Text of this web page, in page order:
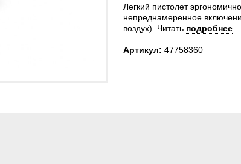
Легкий пистолет
непреднамеренное
воздух).
Читать подробнее.
Артикул: 47758360